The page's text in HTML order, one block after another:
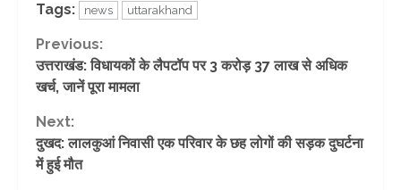
Tags: news uttarakhand
Continue
Reading
Previous:
उत्तराखंड: विधायकों के लैपटॉप पर 3 करोड़ 37 लाख से अधिक
खर्च, जानें पूरा मामला
Next:
दुखद: लालकुआं निवासी एक परिवार के छह लोगों की सड़क दुघर्टना
में हुई मौत